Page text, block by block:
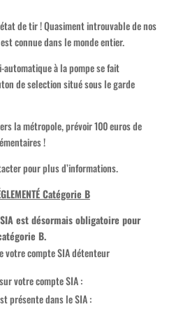
de tir ! Quasiment introuvable de nos
connue dans le monde entier.
automatique à la pompe se fait
de selection situé sous le garde
la métropole, prévoir 100 euros de
!
pour plus d’informations.
Catégorie B
est désormais obligatoire pour
B.
votre compte SIA détenteur
votre compte SIA :
présente dans le SIA :